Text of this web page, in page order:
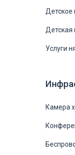
Детская
Услуги
Камера